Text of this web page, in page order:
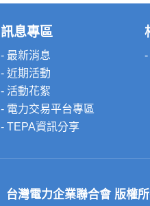
訊息專區
- 最新消息
- 近期活動
- 活動花絮
- 電力交易平台專區
- TEPA資訊分享
-
台灣電力企業聯合會 版權